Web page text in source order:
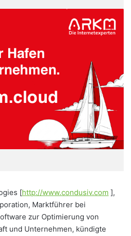
[http://www.condusiv.com ],
Marktführer bei
zur Optimierung von
und Unternehmen, kündigte